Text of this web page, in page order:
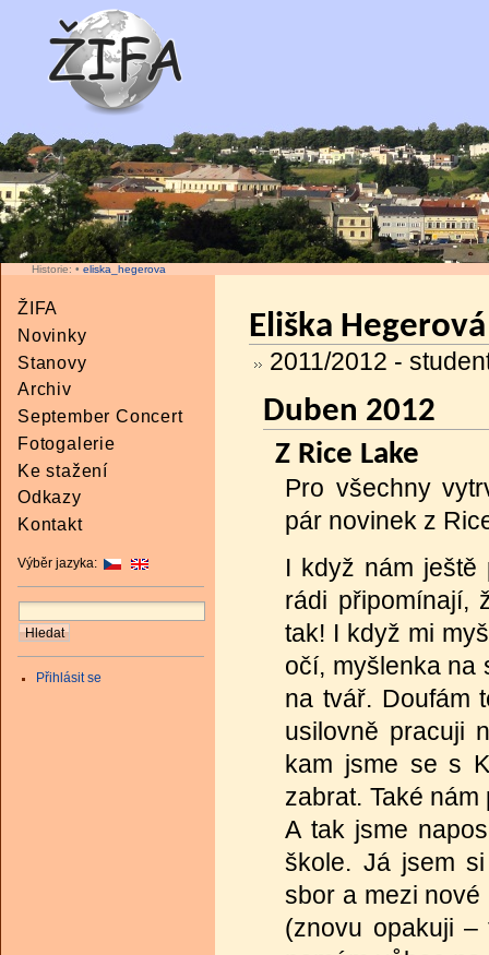
Historie: • eliska_hegerova
Eliška Hegerová
2011/2012 -
Duben 2012
Z Rice Lake
Pro všechny
pár novinek z
I když nám ještě
rádi připomínají,
tak! I když mi
očí, myšlenka na
na tvář. Doufám
usilovně pracuji
kam jsme se s
zabrat. Také
A tak jsme
škole. Já jsem
sbor a mezi
(znovu opakuji
ŽIFA
Novinky
Stanovy
Archiv
September Concert
Fotogalerie
Ke stažení
Odkazy
Kontakt
Výběr jazyka:
Přihlásit se